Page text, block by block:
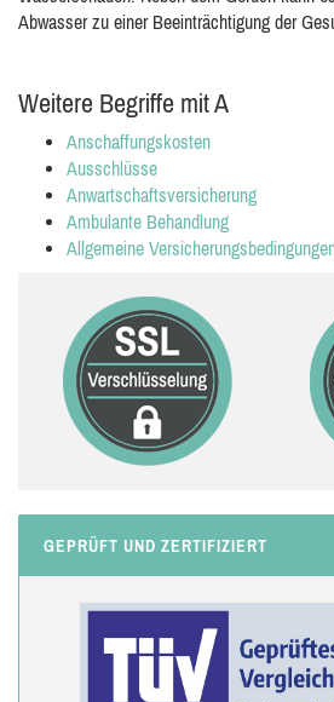
Abwasser zu einer Beeinträchtigung der
Weitere Begriffe mit A
Anschaffungskosten
Ausschlüsse
Anwartschaftsversicherung
Ambulante Behandlung
Allgemeine
GEPRÜFT UND ZERTIFIZIERT